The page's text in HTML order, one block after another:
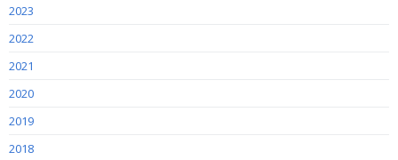
2023
2022
2021
2020
2019
2018